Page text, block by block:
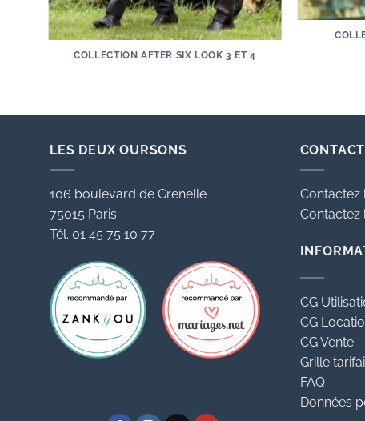
COLLECTION AFTER SIX LOOK 3 ET 4
LES DEUX OURSONS
106 boulevard de Grenelle
75015 Paris
Tél. 01 45 75 10 77
CONTACT
Contactez
Contactez
CG
CG
CG Vente
Grille
FAQ
Données